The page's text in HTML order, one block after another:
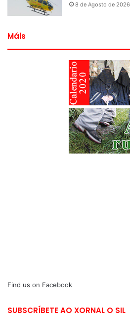
8 de Agosto de 2026
Máis
Find us on Facebook
SUBSCRÍBETE AO XORNAL O SIL